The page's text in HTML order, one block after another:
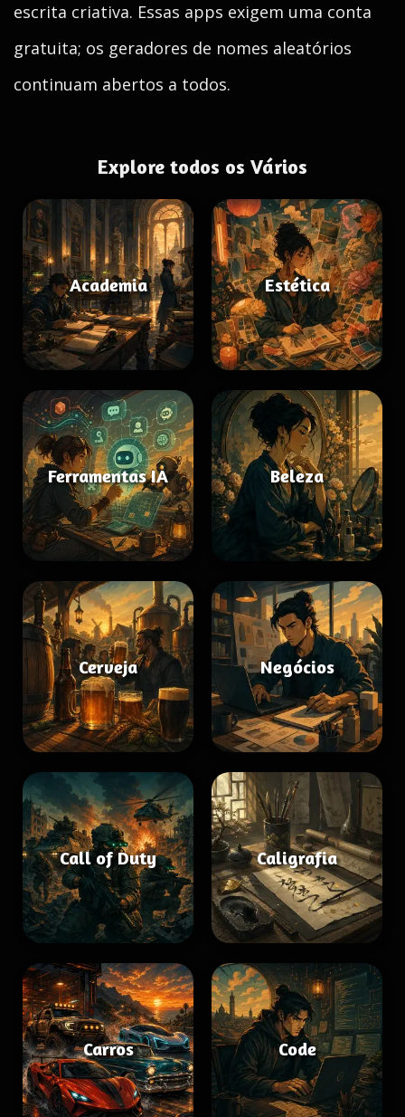
escrita criativa. Essas apps exigem uma conta
gratuita; os geradores de nomes aleatórios
continuam abertos a todos.
Explore todos os Vários
Academia Estética
Ferramentas IA Beleza
Cerveja Negócios
Call of Duty Caligrafia
Carros Code